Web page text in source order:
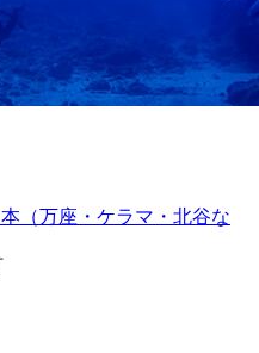
（万座・ケラマ・北谷な